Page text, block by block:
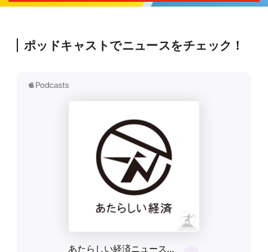
ポッドキャストでニュースをチェック！